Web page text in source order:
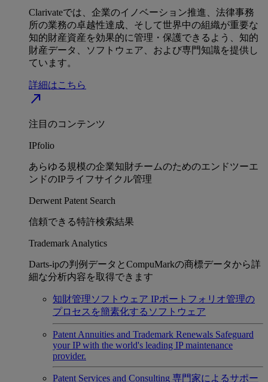
Clarivateでは、企業のイノベーション推進、法律事務
所の業務の卓越性達成、そして世界中の組織が重要な
知的財産資産を効果的に管理・保護できるよう、知的
財産データ、ソフトウェア、および専門知識を提供し
ています。
詳細はこちら
north_east
注目のコンテンツ
IPfolio
あらゆる規模の企業知財チームのためのエンドツーエ
ンドのIPライフサイクル管理
Derwent Patent Search
信頼できる特許検索結果
Trademark Analytics
Darts-ipの判例データとCompuMarkの商標データから詳
細な分析内容を取得できます
知財管理ソフトウェア IPポートフォリオ管理の
プロセスを簡素化するソフトウェア
Patent Annuities and Trademark Renewals Safeguard
your IP with the world's leading IP maintenance
provider.
Patent Services and Consulting 専門家によるサポー